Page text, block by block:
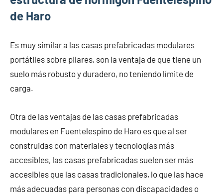
de Haro
Es muy similar a las casas prefabricadas modulares
portátiles sobre pilares, son la ventaja de que tiene un
suelo más robusto y duradero, no teniendo límite de
carga.
Otra de las ventajas de las casas prefabricadas
modulares en Fuentelespino de Haro es que al ser
construidas con materiales y tecnologías más
accesibles, las casas prefabricadas suelen ser más
accesibles que las casas tradicionales, lo que las hace
más adecuadas para personas con discapacidades o